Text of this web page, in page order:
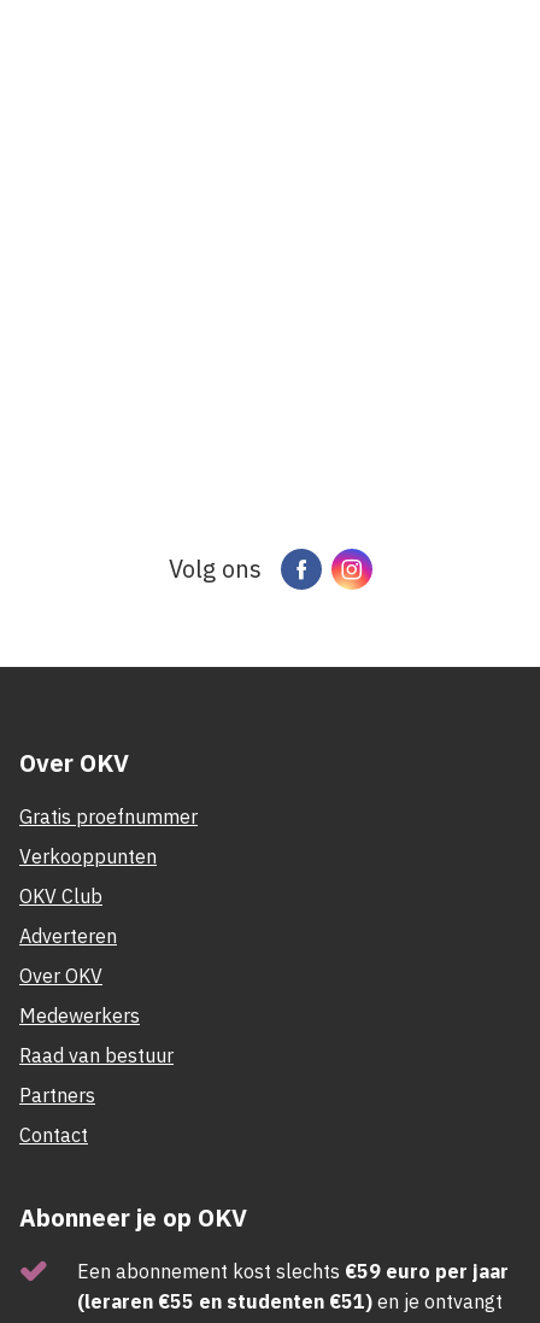
Volg ons FacebookInstagram
Over OKV
Gratis proefnummer
Verkooppunten
OKV Club
Adverteren
Over OKV
Medewerkers
Raad van bestuur
Partners
Contact
Abonneer je op OKV
Een abonnement kost slechts €59 euro per jaar
(leraren €55 en studenten €51) en je ontvangt